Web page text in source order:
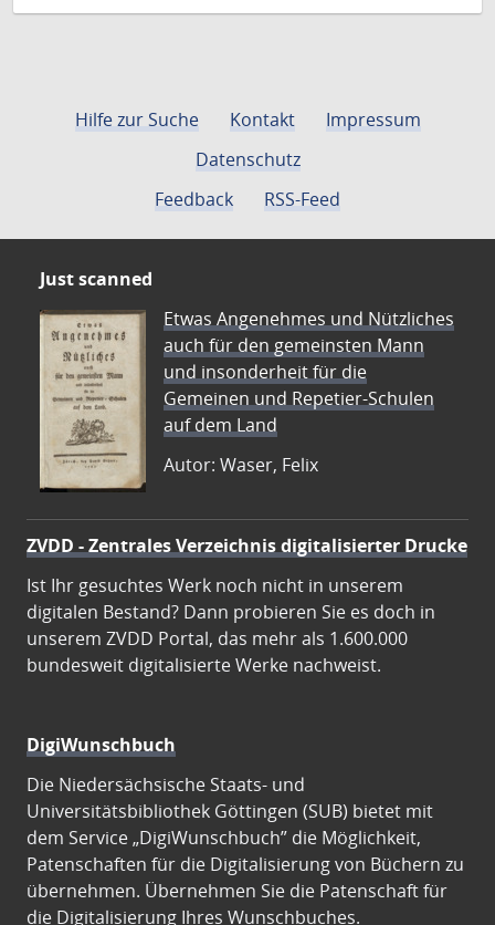
Hilfe zur Suche Kontakt
Impressum
Datenschutz
Feedback
RSS-Feed
Just scanned
Etwas Angenehmes und Nützliches
auch für den gemeinsten Mann
und insonderheit für die
Gemeinen und Repetier-Schulen
auf dem Land
Autor: Waser, Felix
ZVDD - Zentrales Verzeichnis digitalisierter Drucke
Ist Ihr gesuchtes Werk noch nicht in unserem
digitalen Bestand? Dann probieren Sie es doch in
unserem ZVDD Portal, das mehr als 1.600.000
bundesweit digitalisierte Werke nachweist.
DigiWunschbuch
Die Niedersächsische Staats- und
Universitätsbibliothek Göttingen (SUB) bietet mit
dem Service „DigiWunschbuch” die Möglichkeit,
Patenschaften für die Digitalisierung von Büchern zu
übernehmen. Übernehmen Sie die Patenschaft für
die Digitalisierung Ihres Wunschbuches.